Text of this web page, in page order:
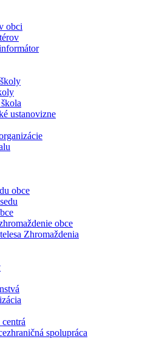
obci
ustanovizne
obce
obce
Zhromaždenia
spolupráca